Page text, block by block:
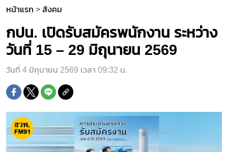
หน้าแรก > สังคม
กปน. เปิดรับสมัครพนักงาน ระหว่าง
วันที่ 15 – 29 มิถุนายน 2569
วันที่ 4 มิถุนายน 2569 เวลา 09:32 น.